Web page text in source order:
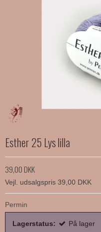
Esther 25 Lys lilla
39,00 DKK
Vejl. udsalgspris 39,00 DKK
Permin
Lagerstatus: På lager